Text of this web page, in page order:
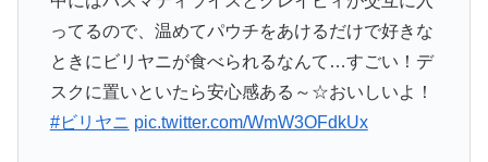
ってるので、温めてパウチをあけるだけで好きな
ときにビリヤニが食べられるなんて…すごい！デ
スクに置いといたら安心感ある～☆おいしいよ！
#ビリヤニ pic.twitter.com/WmW3OFdkUx